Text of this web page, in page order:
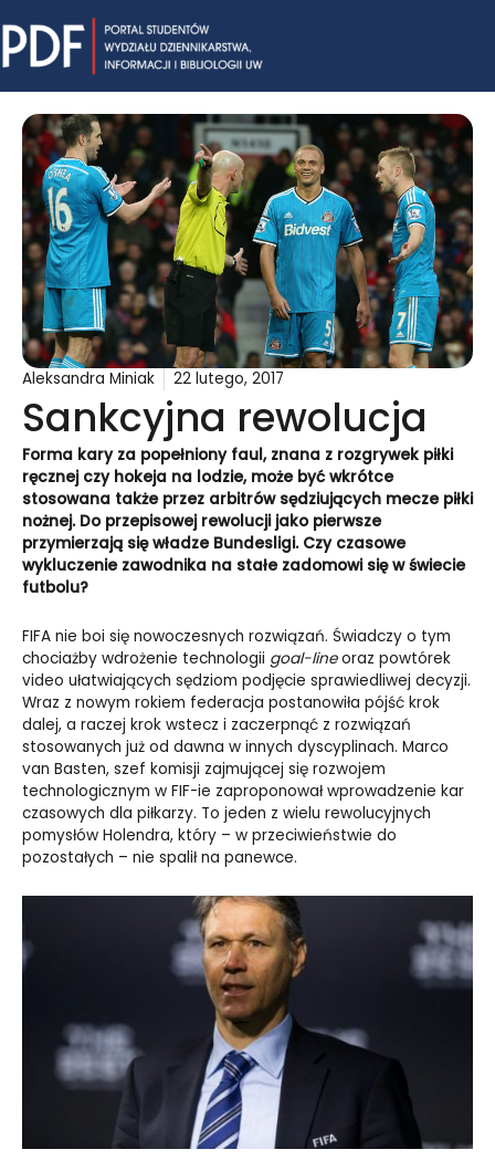
to
content
Aleksandra Miniak 22 lutego, 2017
Sankcyjna rewolucja
Forma kary za popełniony faul, znana z rozgrywek piłki
ręcznej czy hokeja na lodzie, może być wkrótce
stosowana także przez arbitrów sędziujących mecze piłki
nożnej. Do przepisowej rewolucji jako pierwsze
przymierzają się władze Bundesligi. Czy czasowe
wykluczenie zawodnika na stałe zadomowi się w świecie
futbolu?
FIFA nie boi się nowoczesnych rozwiązań. Świadczy o tym
chociażby wdrożenie technologii goal-lineoraz powtórek
video ułatwiających sędziom podjęcie sprawiedliwej decyzji.
Wraz z nowym rokiem federacja postanowiła pójść krok
dalej, a raczej krok wstecz i zaczerpnąć z rozwiązań
stosowanych już od dawna w innych dyscyplinach. Marco
van Basten, szef komisji zajmującej się rozwojem
technologicznym w FIF-ie zaproponował wprowadzenie kar
czasowych dla piłkarzy. To jeden z wielu rewolucyjnych
pomysłów Holendra, który – w przeciwieństwie do
pozostałych – nie spalił na panewce.